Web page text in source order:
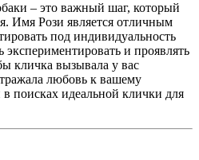
– это важный шаг, который
Имя Рози является отличным
под индивидуальность
и проявлять
кличка вызывала у вас
любовь к вашему
в поисках идеальной клички для